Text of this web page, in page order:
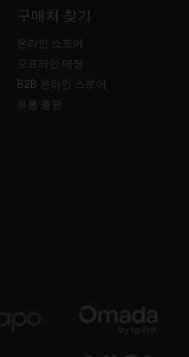
구매처 찾기
온라인 스토어
오프라인 매장
B2B 온라인 스토어
유통 총판